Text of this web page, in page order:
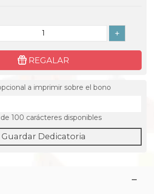
+
REGALAR
a imprimir sobre el bono
de 100 carácteres disponibles
Guardar Dedicatoria